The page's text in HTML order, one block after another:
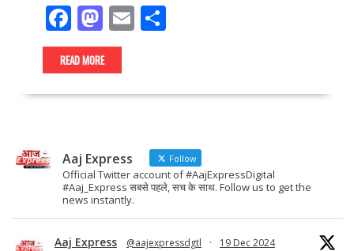
F
ac
e
b
k
M
as
to
d
E
l
S
e
READ MORE
Aaj Express Follow
Official Twitter account of #AajExpressDigital
#Aaj_Express सबसे पहले, सच के साथ. Follow us to get the
news instantly.
Aaj Express @aajexpressdgtl · 19 Dec 2024